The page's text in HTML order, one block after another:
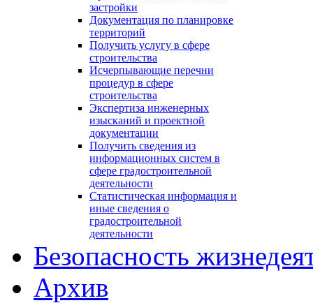
застройки
Документация по планировке
территорий
Получить услугу в сфере
строительства
Исчерпывающие перечни
процедур в сфере
строительства
Экспертиза инженерных
изысканий и проектной
документации
Получить сведения из
информационных систем в
сфере градостроительной
деятельности
Статистическая информация и
иные сведения о
градостроительной
деятельности
Безопасность
Архив